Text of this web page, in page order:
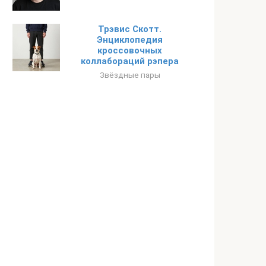
Трэвис Скотт.
Энциклопедия
кроссовочных
коллабораций рэпера
Звёздные пары